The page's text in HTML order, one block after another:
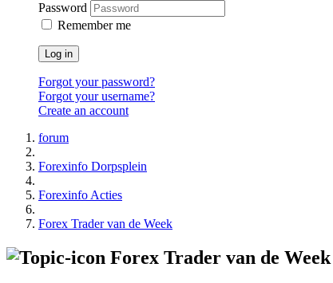
Password
Remember me
Log in
Forgot your password?
Forgot your username?
Create an account
forum
Forexinfo Dorpsplein
Forexinfo Acties
Forex Trader van de Week
Forex Trader van de Week